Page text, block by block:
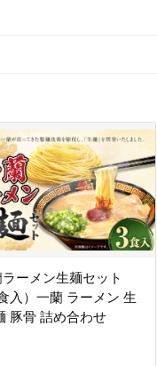
ーメン生麺セット
食入）一蘭 ラーメン 生
豚骨 詰め合わせ